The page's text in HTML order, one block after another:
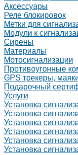
Аксессуары
Реле блокировок
Метки для
Модули к
Сирены
Материалы
Мотосигнализации
Противоугонные
GPS трекеры,
Подарочный
Услуги
Установка
Установка
Установка
Установка
Установка
Установка